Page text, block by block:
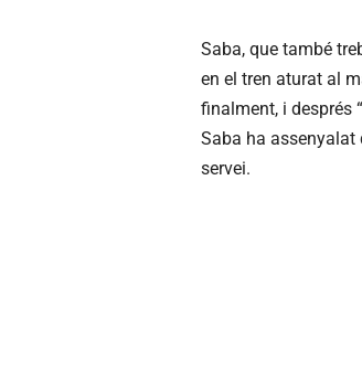
Saba, que també
en el tren aturat al
finalment, i després
Saba ha assenyalat
servei.